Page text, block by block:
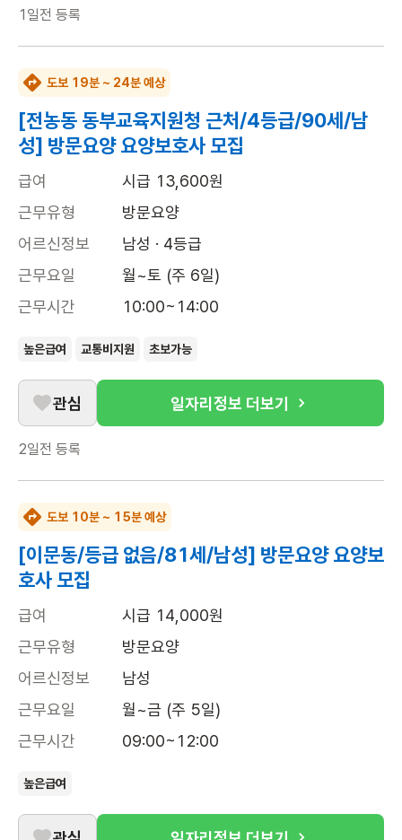
1일전 등록
도보 19분 ~ 24분 예상
[전농동 동부교육지원청 근처/4등급/90세/남
성] 방문요양 요양보호사 모집
급여
시급 13,600원
근무유형
방문요양
어르신정보
남성 · 4등급
근무요일
월~토 (주 6일)
근무시간
10:00~14:00
높은급여 교통비지원 초보가능
관심 일자리정보 더보기
2일전 등록
도보 10분 ~ 15분 예상
[이문동/등급 없음/81세/남성] 방문요양 요양보
호사 모집
급여
시급 14,000원
근무유형
방문요양
어르신정보
남성
근무요일
월~금 (주 5일)
근무시간
09:00~12:00
높은급여